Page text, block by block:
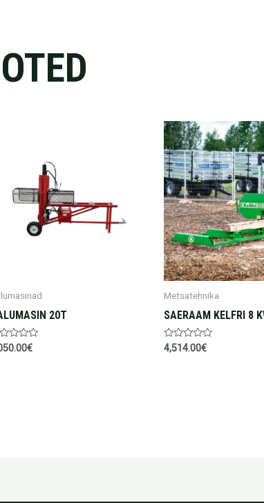
20T
€
Metsatehnika
SAERAAM KELFRI 8
Hinnanguga
4,514.00€